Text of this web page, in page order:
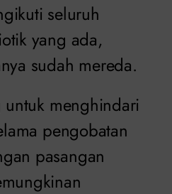
seluruh
yang ada,
sudah mereda.
menghindari
pengobatan
pasangan